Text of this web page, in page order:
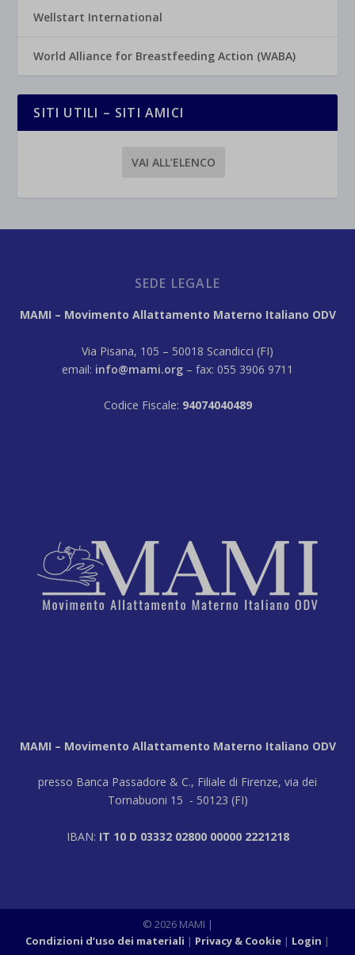
Wellstart International
World Alliance for Breastfeeding Action (WABA)
SITI UTILI – SITI AMICI
VAI ALL’ELENCO
SEDE LEGALE
MAMI – Movimento Allattamento Materno Italiano ODV
Via Pisana, 105 – 50018 Scandicci (FI)
email: info@mami.org – fax: 055 3906 9711
Codice Fiscale: 94074040489
MAMI – Movimento Allattamento Materno Italiano ODV
presso Banca Passadore & C., Filiale di Firenze, via dei
Tornabuoni 15 - 50123 (FI)
IBAN: IT 10 D 03332 02800 00000 2221218
© 2026 MAMI |
Condizioni d’uso dei materiali
Privacy & Cookie Login |